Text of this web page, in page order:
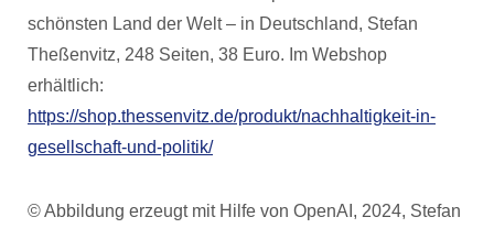
schönsten Land der Welt – in Deutschland, Stefan
Theßenvitz, 248 Seiten, 38 Euro. Im Webshop
erhältlich:
https://shop.thessenvitz.de/produkt/nachhaltigkeit-in-
gesellschaft-und-politik/
© Abbildung erzeugt mit Hilfe von OpenAI, 2024, Stefan